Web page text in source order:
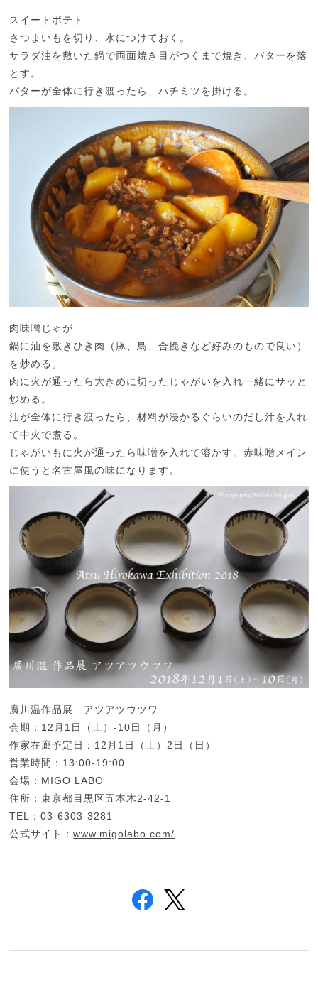
スイートポテト
さつまいもを切り、水につけておく。
サラダ油を敷いた鍋で両面焼き目がつくまで焼き、バターを落
とす。
バターが全体に行き渡ったら、ハチミツを掛ける。
肉味噌じゃが
鍋に油を敷きひき肉（豚、鳥、合挽きなど好みのもので良い）
を炒める。
肉に火が通ったら大きめに切ったじゃがいを入れ一緒にサッと
炒める。
油が全体に行き渡ったら、材料が浸かるぐらいのだし汁を入れ
て中火で煮る。
じゃがいもに火が通ったら味噌を入れて溶かす。赤味噌メイン
に使うと名古屋風の味になります。
廣川温作品展 アツアツウツワ
会期：12月1日（土）-10日（月）
作家在廊予定日：12月1日（土）2日（日）
営業時間：13:00-19:00
会場：MIGO LABO
住所：東京都目黒区五本木2-42-1
TEL：03-6303-3281
公式サイト：www.migolabo.com/